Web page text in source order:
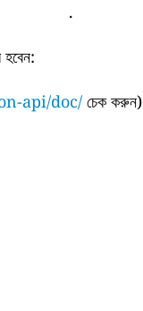
.
api/doc/ চেক করুন)